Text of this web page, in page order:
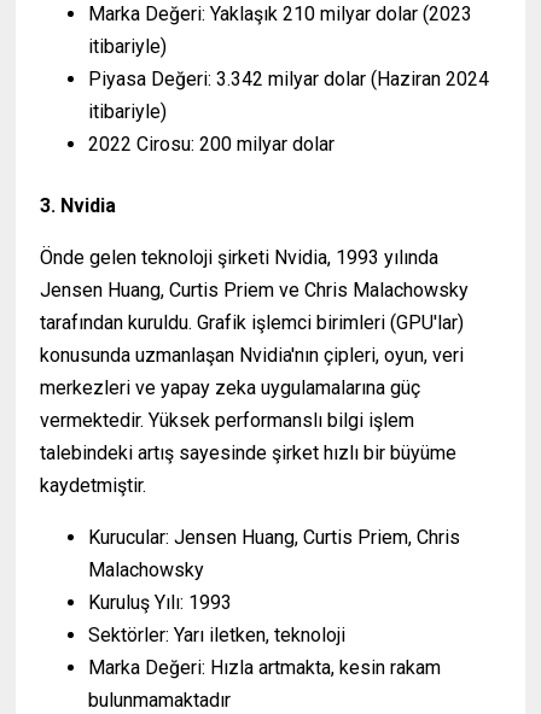
Marka Değeri: Yaklaşık 210 milyar dolar (2023
itibariyle)
Piyasa Değeri: 3.342 milyar dolar (Haziran 2024
itibariyle)
2022 Cirosu: 200 milyar dolar
3. Nvidia
Önde gelen teknoloji şirketi Nvidia, 1993 yılında
Jensen Huang, Curtis Priem ve Chris Malachowsky
tarafından kuruldu. Grafik işlemci birimleri (GPU'lar)
konusunda uzmanlaşan Nvidia'nın çipleri, oyun, veri
merkezleri ve yapay zeka uygulamalarına güç
vermektedir. Yüksek performanslı bilgi işlem
talebindeki artış sayesinde şirket hızlı bir büyüme
kaydetmiştir.
Kurucular: Jensen Huang, Curtis Priem, Chris
Malachowsky
Kuruluş Yılı: 1993
Sektörler: Yarı iletken, teknoloji
Marka Değeri: Hızla artmakta, kesin rakam
bulunmamaktadır